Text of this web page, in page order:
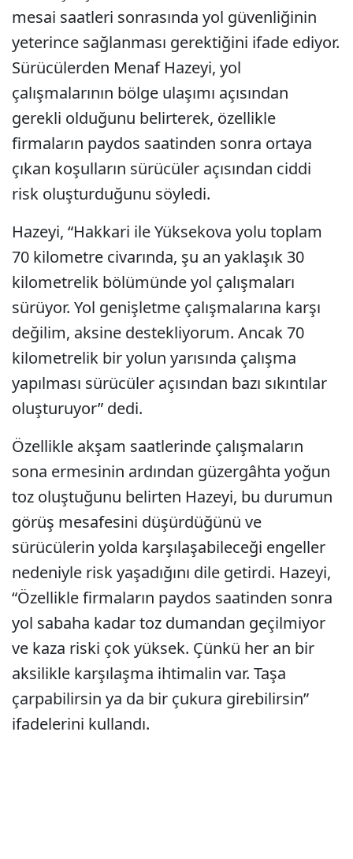
mesai saatleri sonrasında yol güvenliğinin
yeterince sağlanması gerektiğini ifade ediyor.
Sürücülerden Menaf Hazeyi, yol
çalışmalarının bölge ulaşımı açısından
gerekli olduğunu belirterek, özellikle
firmaların paydos saatinden sonra ortaya
çıkan koşulların sürücüler açısından ciddi
risk oluşturduğunu söyledi.
Hazeyi, “Hakkari ile Yüksekova yolu toplam
70 kilometre civarında, şu an yaklaşık 30
kilometrelik bölümünde yol çalışmaları
sürüyor. Yol genişletme çalışmalarına karşı
değilim, aksine destekliyorum. Ancak 70
kilometrelik bir yolun yarısında çalışma
yapılması sürücüler açısından bazı sıkıntılar
oluşturuyor” dedi.
Özellikle akşam saatlerinde çalışmaların
sona ermesinin ardından güzergâhta yoğun
toz oluştuğunu belirten Hazeyi, bu durumun
görüş mesafesini düşürdüğünü ve
sürücülerin yolda karşılaşabileceği engeller
nedeniyle risk yaşadığını dile getirdi. Hazeyi,
“Özellikle firmaların paydos saatinden sonra
yol sabaha kadar toz dumandan geçilmiyor
ve kaza riski çok yüksek. Çünkü her an bir
aksilikle karşılaşma ihtimalin var. Taşa
çarpabilirsin ya da bir çukura girebilirsin”
ifadelerini kullandı.